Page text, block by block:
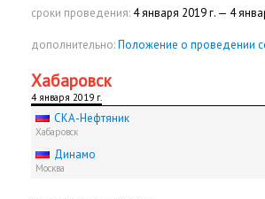
сроки проведения: 4 января 2019 г. — 4
дополнительно:Положение о проведении
Хабаровск
4 января 2019 г.
СКА-Нефтяник
Хабаровск
Динамо
Москва